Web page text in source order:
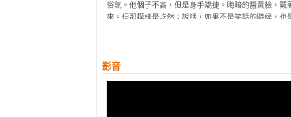
俗氣。他個子不高，但是身手矯捷。晦暗的醬黃臉，
來。但那模樣是屹然；說話，如果不是笑話的時候，
圈子裏。照現在，他從外國回來做事的時候，是站在世
影音